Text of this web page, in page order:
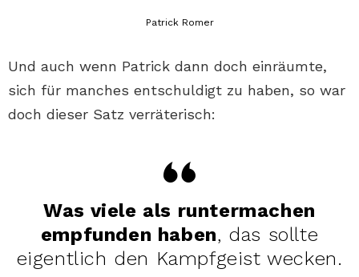
Patrick Romer
Und auch wenn Patrick dann doch einräumte,
sich für manches entschuldigt zu haben, so war
doch dieser Satz verräterisch:
Was viele als runtermachen
empfunden haben, das sollte
eigentlich den Kampfgeist wecken.